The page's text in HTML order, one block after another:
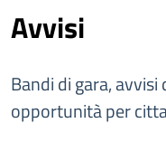
Avvisi
Bandi di gara,
opportunità per